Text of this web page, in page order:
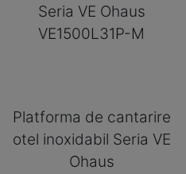
Seria VE Ohaus
VE1500L31P-M
Platforma de cantarire
otel inoxidabil Seria VE
Ohaus